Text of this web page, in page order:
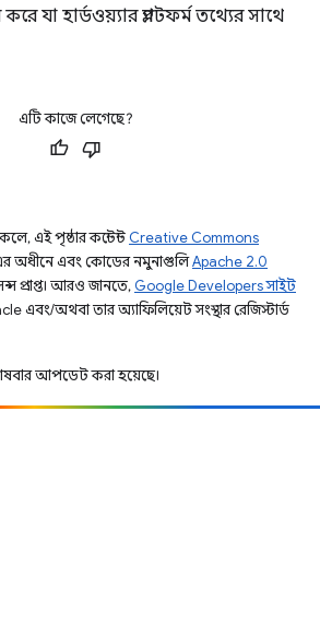
যা হার্ডওয়্যার প্ল্যাটফর্ম তথ্যের সাথে
এটি কাজে লেগেছে?
এই পৃষ্ঠার কন্টেন্ট Creative Commons
অধীনে এবং কোডের নমুনাগুলিApache 2.0
প্রাপ্ত। আরও জানতে, Google Developers সাইট
এবং/অথবা তার অ্যাফিলিয়েট সংস্থার রেজিস্টার্ড
আপডেট করা হয়েছে।